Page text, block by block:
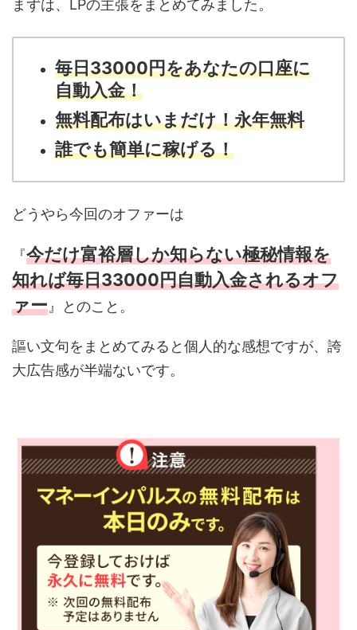
まずは、LPの主張をまとめてみました。
毎日33000円をあなたの口座に
自動入金！
無料配布はいまだけ！永年無料
誰でも簡単に稼げる！
どうやら今回のオファーは
『今だけ富裕層しか知らない極秘情報を
知れば毎日33000円自動入金されるオフ
ァー 』とのこと。
謳い文句をまとめてみると個人的な感想ですが、誇
大広告感が半端ないです。